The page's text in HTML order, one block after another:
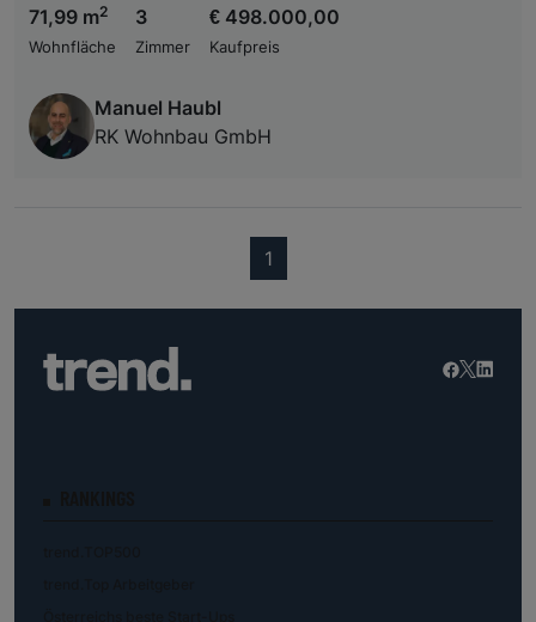
71,99 m2
Wohnfläche
3
Zimmer
€ 498.000,00
Kaufpreis
Manuel Haubl
RK Wohnbau GmbH
1(current)